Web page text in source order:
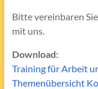
Bitte vereinbaren
mit uns.
Download:
Training für Arbeit
Themenübersicht